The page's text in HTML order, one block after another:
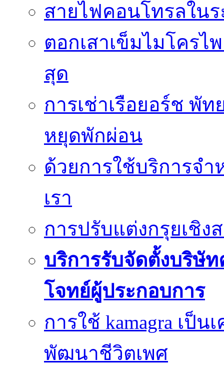
สายไฟคอนโทรลในร
ตอกเสาเข็มไมโคร
สุด
การเช่าเรือยอร์ช พั
หยุดพักผ่อน
ด้วยการใช้บริการจ
เรา
การปรับแต่งกรุยเชิง
บริการรับจัดตั้งบริษั
โจทย์ผู้ประกอบการ
การใช้ kamagra เป็
พัฒนาชีวิตเพศ